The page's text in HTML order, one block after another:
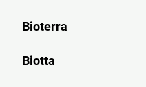
Bioterra
Biotta